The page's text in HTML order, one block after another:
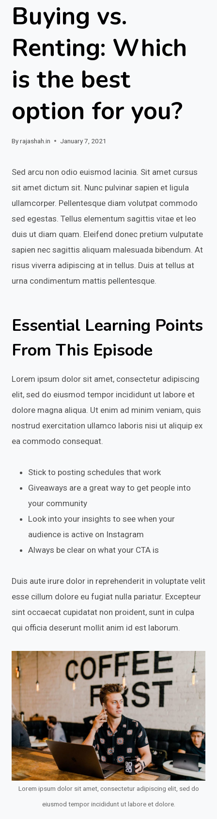
Buying vs.
Renting: Which
is the best
option for you?
Byrajashah.in January 7, 2021
Sed arcu non odio euismod lacinia. Sit amet cursus
sit amet dictum sit. Nunc pulvinar sapien et ligula
ullamcorper. Pellentesque diam volutpat commodo
sed egestas. Tellus elementum sagittis vitae et leo
duis ut diam quam. Eleifend donec pretium vulputate
sapien nec sagittis aliquam malesuada bibendum. At
risus viverra adipiscing at in tellus. Duis at tellus at
urna condimentum mattis pellentesque.
Essential Learning Points
From This Episode
Lorem ipsum dolor sit amet, consectetur adipiscing
elit, sed do eiusmod tempor incididunt ut labore et
dolore magna aliqua. Ut enim ad minim veniam, quis
nostrud exercitation ullamco laboris nisi ut aliquip ex
ea commodo consequat.
Stick to posting schedules that work
Giveaways are a great way to get people into
your community
Look into your insights to see when your
audience is active on Instagram
Always be clear on what your CTA is
Duis aute irure dolor in reprehenderit in voluptate velit
esse cillum dolore eu fugiat nulla pariatur. Excepteur
sint occaecat cupidatat non proident, sunt in culpa
qui officia deserunt mollit anim id est laborum.
Lorem ipsum dolor sit amet, consectetur adipiscing elit, sed do
eiusmod tempor incididunt ut labore et dolore.